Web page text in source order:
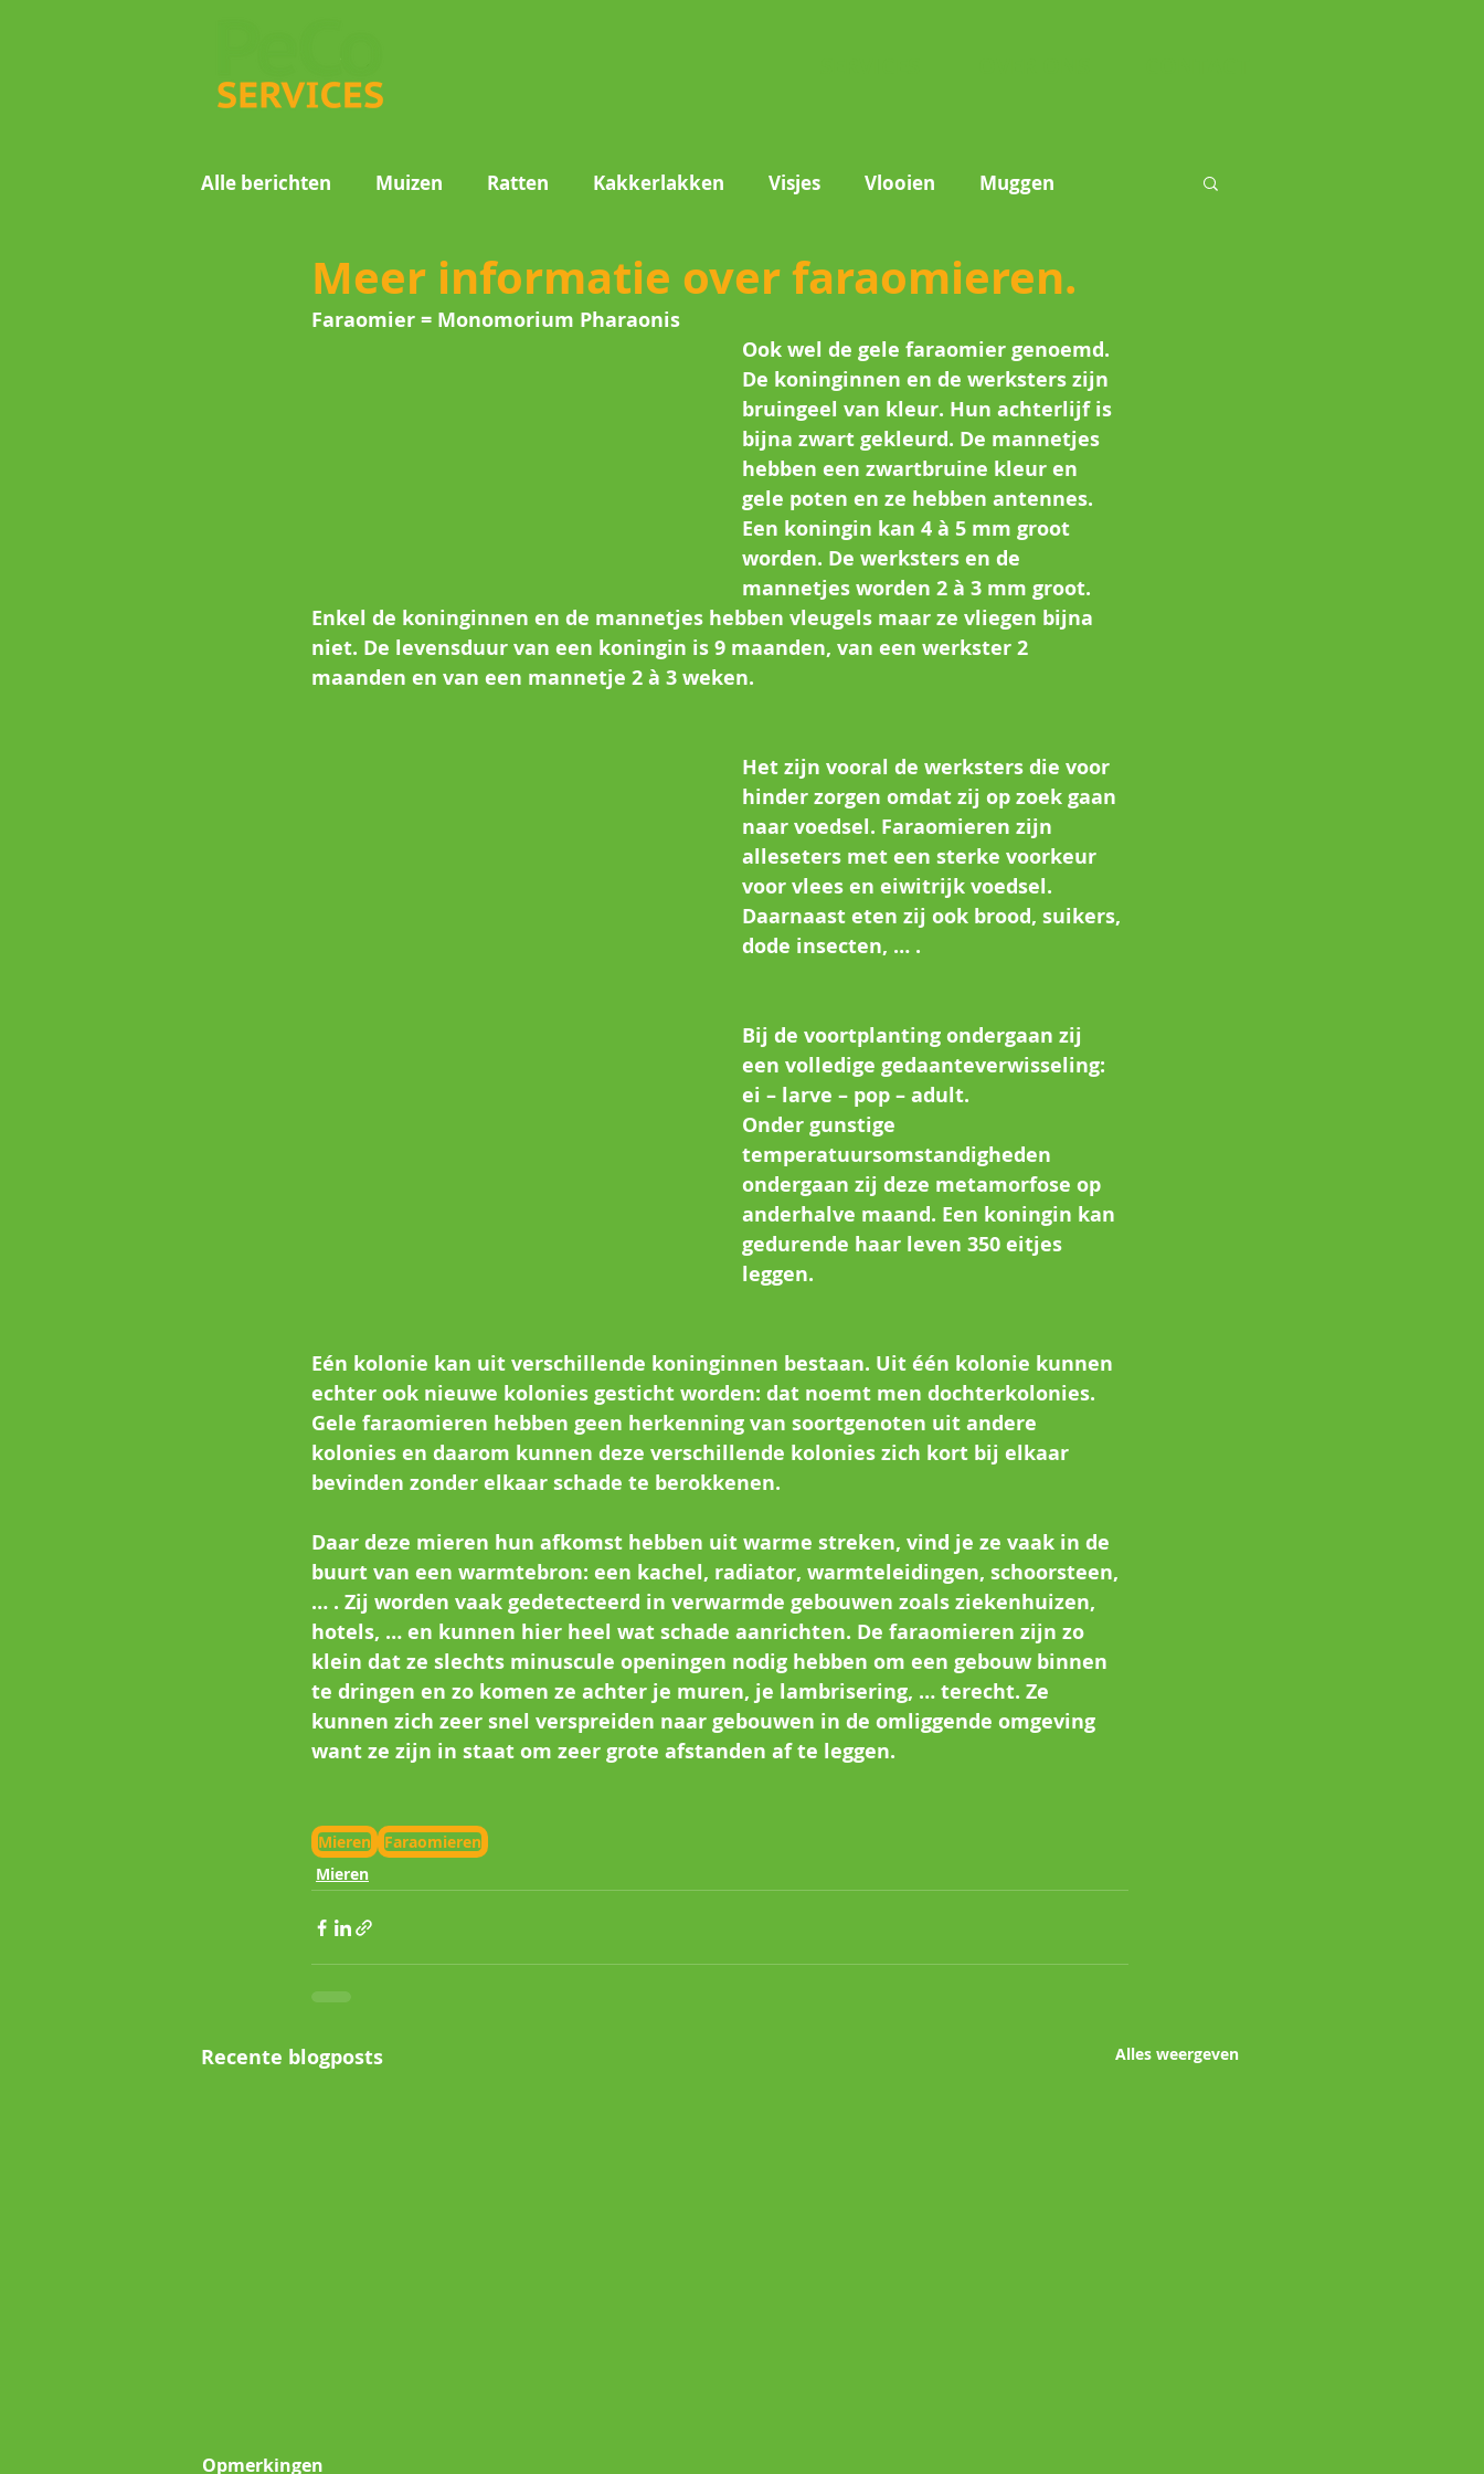
Alle berichten Muizen Ratten Kakkerlakken Visjes Vlooien Muggen
Motmuggen Wespen Vliegen Mieren Textielaantasters Stofluizen
Meer informatie over faraomieren.
Faraomier = Monomorium Pharaonis
Ook wel de gele faraomier genoemd.
De koninginnen en de werksters zijn
bruingeel van kleur. Hun achterlijf is
bijna zwart gekleurd. De mannetjes
hebben een zwartbruine kleur en
gele poten en ze hebben antennes.
Een koningin kan 4 à 5 mm groot
worden. De werksters en de
mannetjes worden 2 à 3 mm groot.
Enkel de koninginnen en de mannetjes hebben vleugels maar ze vliegen bijna
niet. De levensduur van een koningin is 9 maanden, van een werkster 2
maanden en van een mannetje 2 à 3 weken.
Het zijn vooral de werksters die voor
hinder zorgen omdat zij op zoek gaan
naar voedsel. Faraomieren zijn
alleseters met een sterke voorkeur
voor vlees en eiwitrijk voedsel.
Daarnaast eten zij ook brood, suikers,
dode insecten, … .
Bij de voortplanting ondergaan zij
een volledige gedaanteverwisseling:
ei – larve – pop – adult.
Onder gunstige
temperatuursomstandigheden
ondergaan zij deze metamorfose op
anderhalve maand. Een koningin kan
gedurende haar leven 350 eitjes
leggen.
Eén kolonie kan uit verschillende koninginnen bestaan. Uit één kolonie kunnen
echter ook nieuwe kolonies gesticht worden: dat noemt men dochterkolonies.
Gele faraomieren hebben geen herkenning van soortgenoten uit andere
kolonies en daarom kunnen deze verschillende kolonies zich kort bij elkaar
bevinden zonder elkaar schade te berokkenen.
Daar deze mieren hun afkomst hebben uit warme streken, vind je ze vaak in de
buurt van een warmtebron: een kachel, radiator, warmteleidingen, schoorsteen,
… . Zij worden vaak gedetecteerd in verwarmde gebouwen zoals ziekenhuizen,
hotels, … en kunnen hier heel wat schade aanrichten. De faraomieren zijn zo
klein dat ze slechts minuscule openingen nodig hebben om een gebouw binnen
te dringen en zo komen ze achter je muren, je lambrisering, … terecht. Ze
kunnen zich zeer snel verspreiden naar gebouwen in de omliggende omgeving
want ze zijn in staat om zeer grote afstanden af te leggen.
Mieren
Faraomieren
Mieren
Recente blogposts Alles weergeven
Opmerkingen